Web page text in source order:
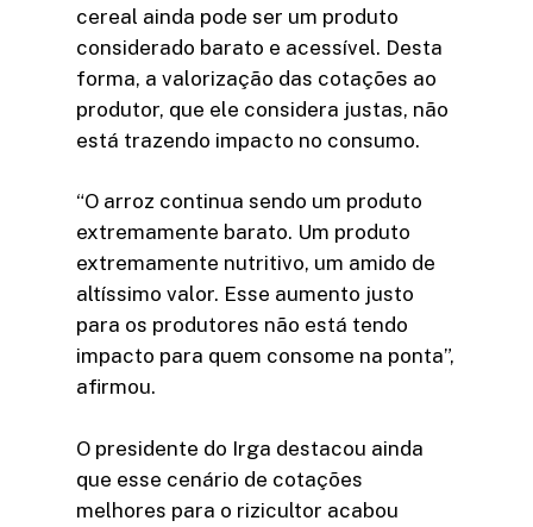
cereal ainda pode ser um produto
considerado barato e acessível. Desta
forma, a valorização das cotações ao
produtor, que ele considera justas, não
está trazendo impacto no consumo.
“O arroz continua sendo um produto
extremamente barato. Um produto
extremamente nutritivo, um amido de
altíssimo valor. Esse aumento justo
para os produtores não está tendo
impacto para quem consome na ponta”,
afirmou.
O presidente do Irga destacou ainda
que esse cenário de cotações
melhores para o rizicultor acabou